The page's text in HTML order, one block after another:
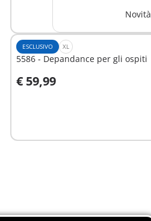
Novità
ESCLUSIVO XL
5586 - Depandance per gli ospiti
€ 59,99
Aggiungi al carrello